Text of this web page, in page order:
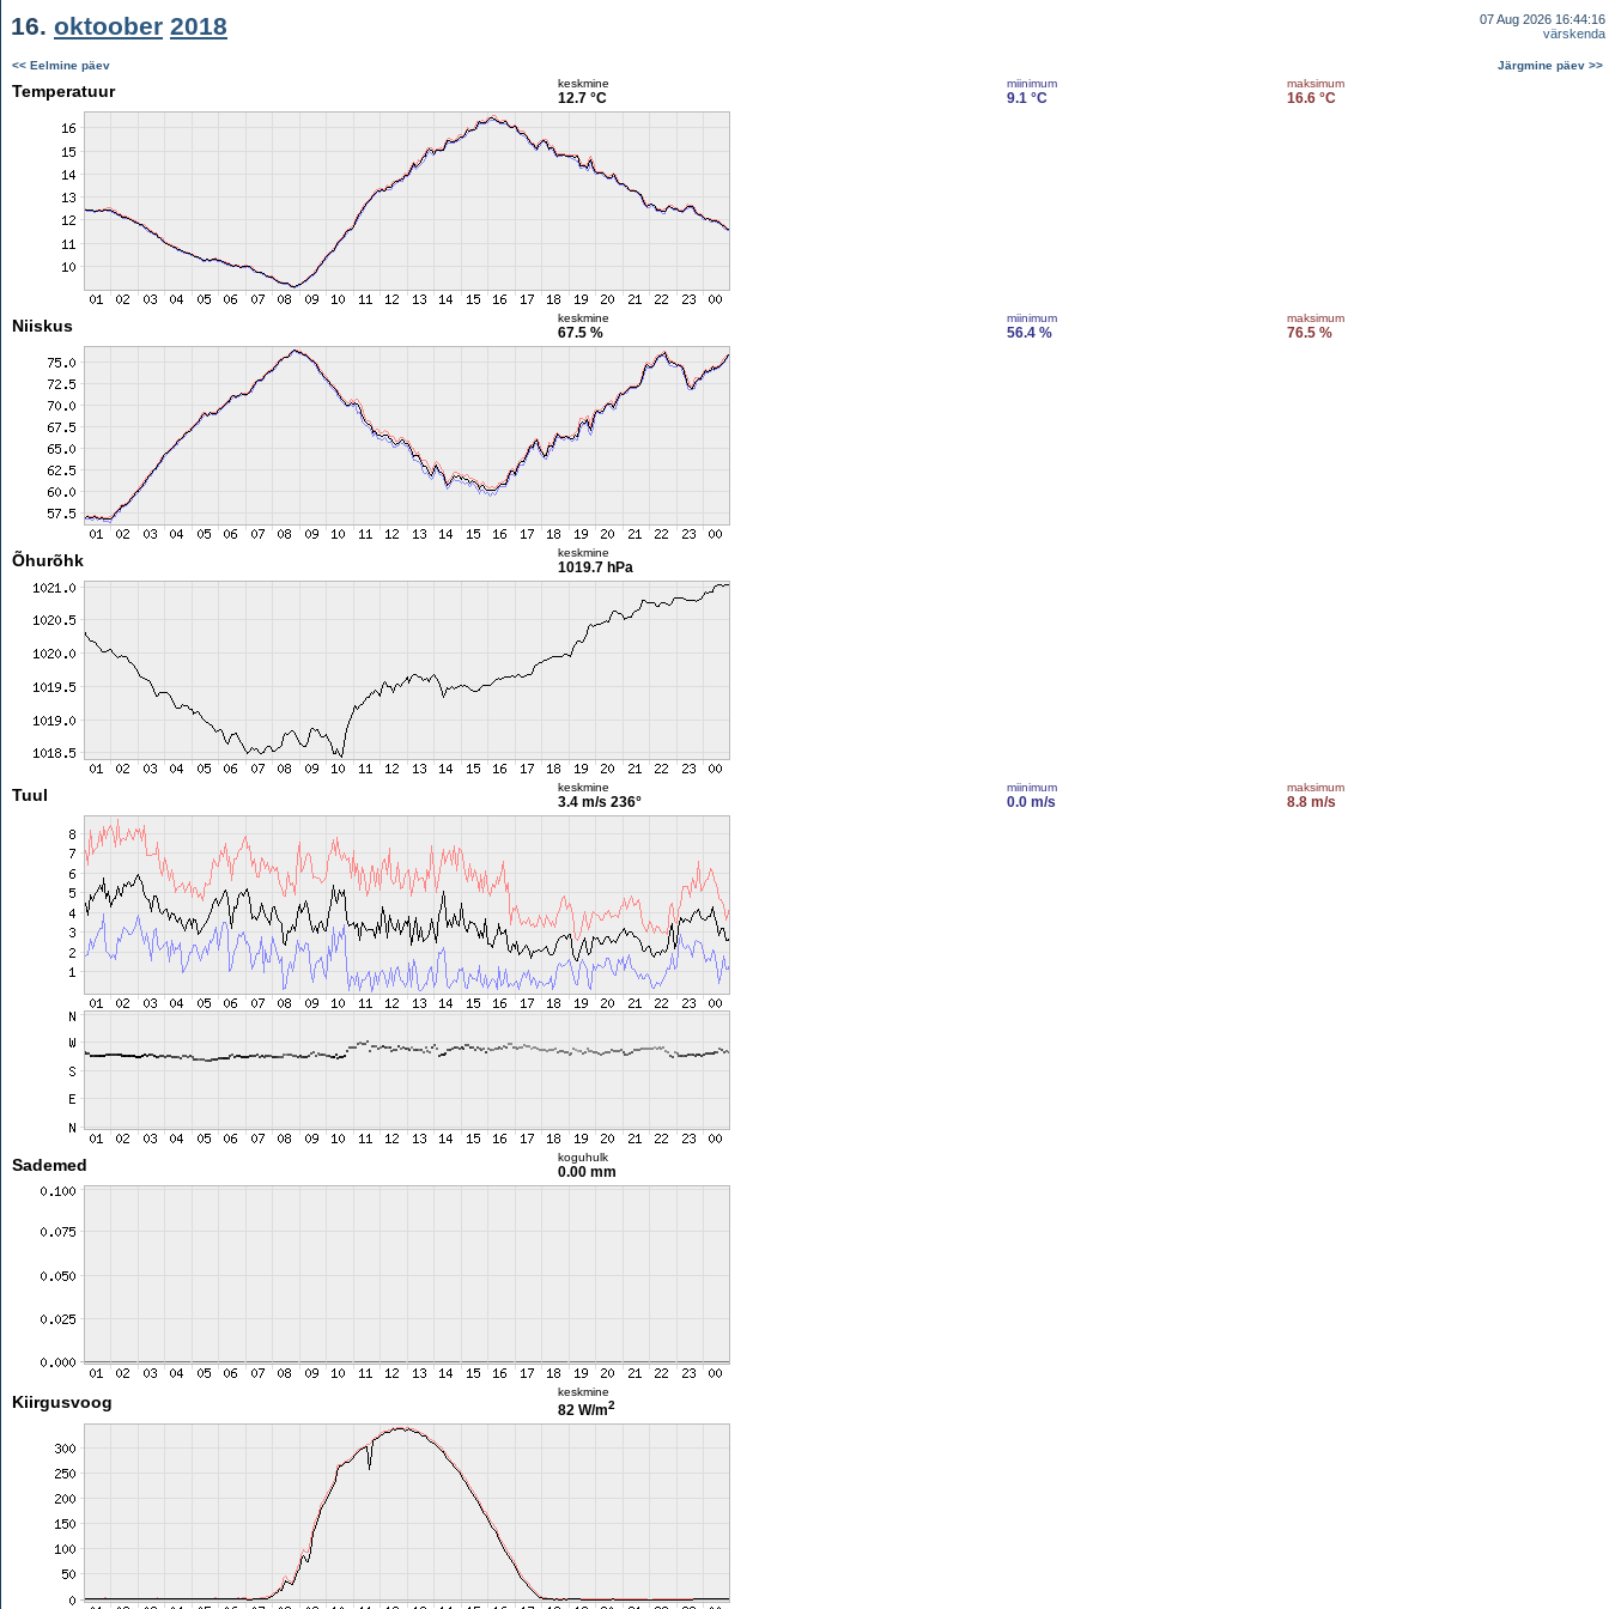
16. oktoober 2018
07 Aug 2026 16:44:16
värskenda
<< Eelmine päev Järgmine päev >>
Temperatuur keskmine
12.7 °C
miinimum
9.1 °C
maksimum
16.6 °C
Niiskus keskmine
67.5 %
miinimum
56.4 %
maksimum
76.5 %
Õhurõhk keskmine
1019.7 hPa
Tuul keskmine
3.4 m/s 236°
miinimum
0.0 m/s
maksimum
8.8 m/s
Sademed koguhulk
0.00 mm
Kiirgusvoog
keskmine
82 W/m2